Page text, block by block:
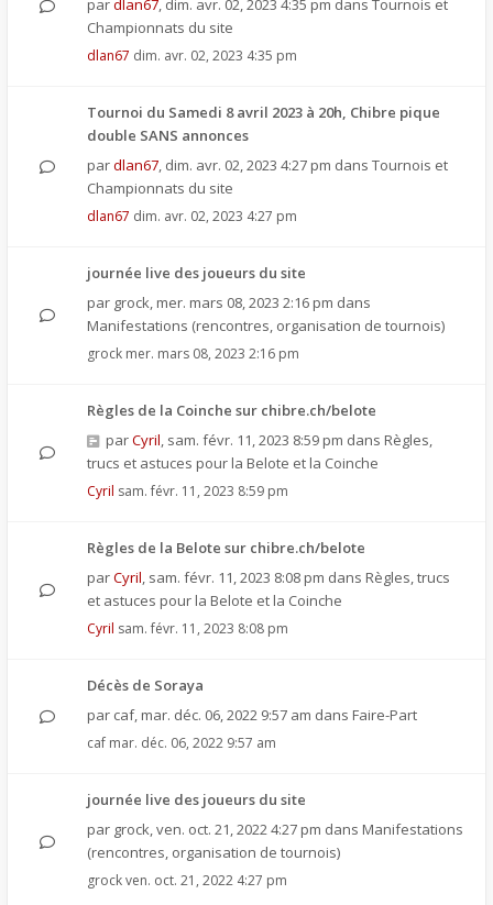
pardlan67, dim. avr. 02, 2023 4:35 pm dans Tournois et
Championnats du site
dlan67 dim. avr. 02, 2023 4:35 pm
Tournoi du Samedi 8 avril 2023 à 20h, Chibre pique
double SANS annonces
pardlan67, dim. avr. 02, 2023 4:27 pm dans Tournois et
Championnats du site
dlan67 dim. avr. 02, 2023 4:27 pm
journée live des joueurs du site
par grock, mer. mars 08, 2023 2:16 pm dans
Manifestations (rencontres, organisation de tournois)
grock mer. mars 08, 2023 2:16 pm
Règles de la Coinche sur chibre.ch/belote
parCyril, sam. févr. 11, 2023 8:59 pm dans Règles,
trucs et astuces pour la Belote et la Coinche
Cyril sam. févr. 11, 2023 8:59 pm
Règles de la Belote sur chibre.ch/belote
parCyril, sam. févr. 11, 2023 8:08 pm dans Règles, trucs
et astuces pour la Belote et la Coinche
Cyril sam. févr. 11, 2023 8:08 pm
Décès de Soraya
par caf, mar. déc. 06, 2022 9:57 am dans Faire-Part
caf mar. déc. 06, 2022 9:57 am
journée live des joueurs du site
par grock,ven. oct. 21, 2022 4:27 pm dans Manifestations
(rencontres, organisation de tournois)
grockven. oct. 21, 2022 4:27 pm